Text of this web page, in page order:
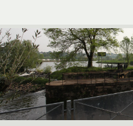
naar
de
inhoud
gaan